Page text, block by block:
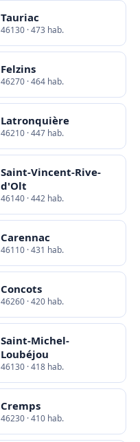
Tauriac
46130 · 473 hab.
Felzins
46270 · 464 hab.
Latronquière
46210 · 447 hab.
Saint-Vincent-Rive-
d'Olt
46140 · 442 hab.
Carennac
46110 · 431 hab.
Concots
46260 · 420 hab.
Saint-Michel-
Loubéjou
46130 · 418 hab.
Cremps
46230 · 410 hab.